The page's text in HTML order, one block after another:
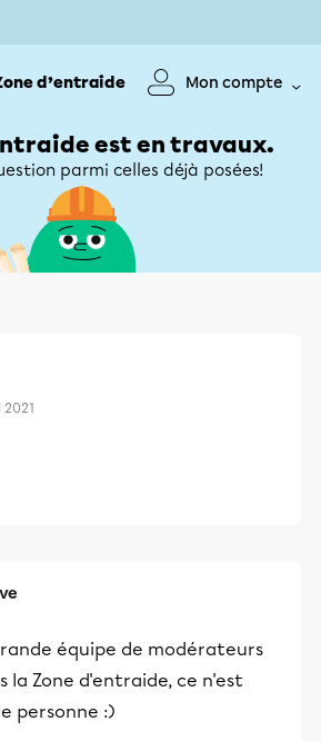
d’entraide Mon compte
est en travaux.
parmi celles déjà posées!
équipe de modérateurs
la Zone d'entraide, ce n'est
personne :)